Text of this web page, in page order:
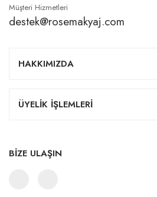
Müşteri Hizmetleri
destek@rosemakyaj.com
HAKKIMIZDA
ÜYELİK İŞLEMLERİ
BİZE ULAŞIN